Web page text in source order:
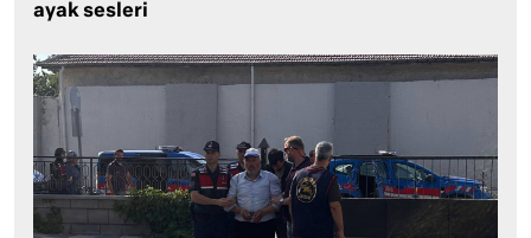
ayak sesleri